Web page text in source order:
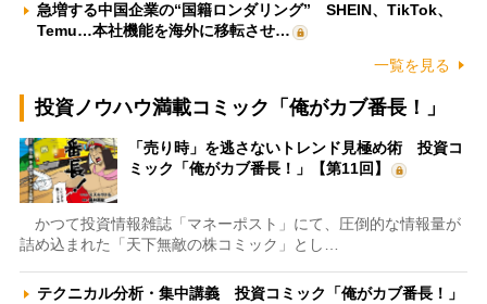
急増する中国企業の“国籍ロンダリング” SHEIN、TikTok、
Temu…本社機能を海外に移転させ…
一覧を見る
投資ノウハウ満載コミック「俺がカブ番長！」
「売り時」を逃さないトレンド見極め術 投資コ
ミック「俺がカブ番長！」【第11回】
かつて投資情報雑誌「マネーポスト」にて、圧倒的な情報量が
詰め込まれた「天下無敵の株コミック」とし…
テクニカル分析・集中講義 投資コミック「俺がカブ番長！」